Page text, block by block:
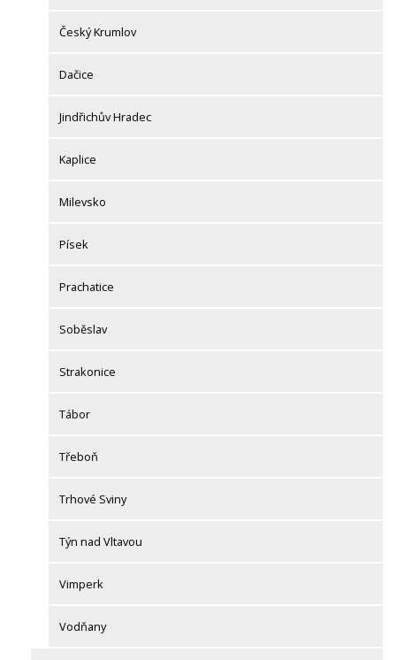
Český Krumlov
Dačice
Jindřichův Hradec
Kaplice
Milevsko
Písek
Prachatice
Soběslav
Strakonice
Tábor
Třeboň
Trhové Sviny
Týn nad Vltavou
Vimperk
Vodňany